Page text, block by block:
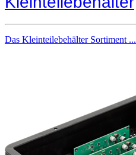
Das Kleinteilebehälter Sortiment ...